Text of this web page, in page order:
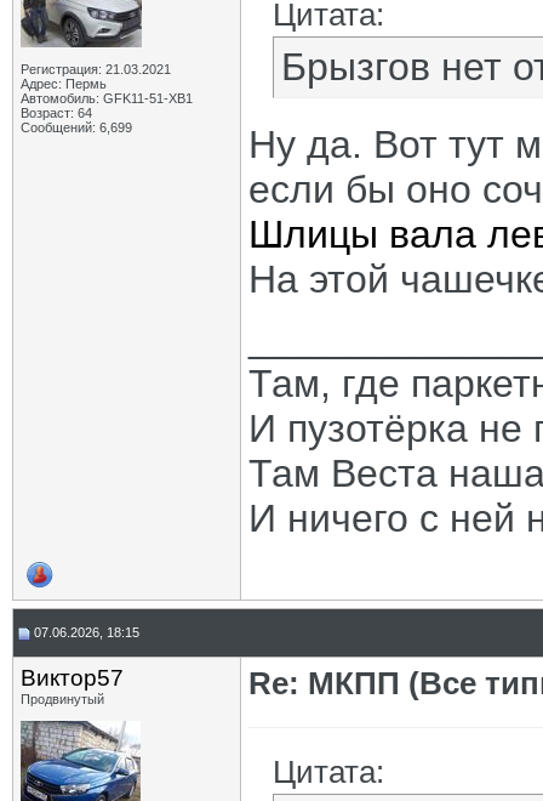
Регистрация: 21.03.2021
Адрес: Пермь
Автомобиль: GFK11-51-ХВ1
Возраст: 64
Сообщений: 6,699
Цитата:
Брызгов нет
Ну да. Вот тут
если бы оно
Шлицы вала
На этой
Там, где
И пузотёрка не
Там Веста
И ничего с ней
07.06.2026, 18:15
Виктор57
Продвинутый Re: МКПП (Все
Цитата: